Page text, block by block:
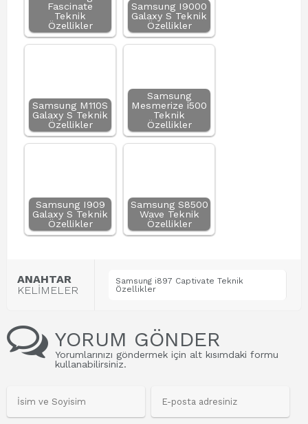
Fascinate
Teknik
Özellikler
Samsung I9000
Galaxy S Teknik
Özellikler
Samsung M110S
Galaxy S Teknik
Özellikler
Samsung
Mesmerize i500
Teknik
Özellikler
Samsung I909
Galaxy S Teknik
Özellikler
Samsung S8500
Wave Teknik
Özellikler
ANAHTAR
KELİMELER
Samsung i897 Captivate Teknik
Özellikler
YORUM GÖNDER
Yorumlarınızı göndermek için alt kısımdaki formu
kullanabilirsiniz.